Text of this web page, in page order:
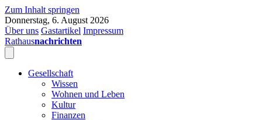
Zum Inhalt springen
Donnerstag, 6. August 2026
Über uns Gastartikel Impressum
Rathausnachrichten
Gesellschaft
Wissen
Wohnen und Leben
Kultur
Finanzen